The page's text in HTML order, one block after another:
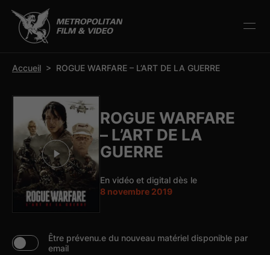
barre d’outils
Accueil > ROGUE WARFARE – L’ART DE LA GUERRE
ROGUE WARFARE
– L’ART DE LA
GUERRE
En vidéo et digital dès le
8 novembre 2019
Être prévenu.e du nouveau matériel disponible par
email